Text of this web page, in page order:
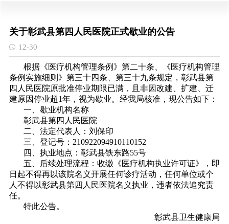
关于彰武县第四人民医院正式歇业的公告
12-30
根据《医疗机构管理条例》第二十条、《医疗机构管理
条例实施细则》第三十四条、第三十九条规定，彰武县第
四人民医院原批准停业期限已满，且非因改建、扩建、迁
建原因停业超1年，视为歇业。经我局核准，现公告如下：
一、歇业机构名称
彰武县第四人民医院
二、法定代表人：刘保印
三、登记号：210922094910110152
四、执业地点：彰武县铁东路55号
五、后续处理流程：收缴《医疗机构执业许可证》，即
日起不得再以该院名义开展任何诊疗活动， 任何单位或个
人不得以彰武县第四人民医院名义执业，违者依法追究责
任。
特此公告。
彰武县卫生健康局